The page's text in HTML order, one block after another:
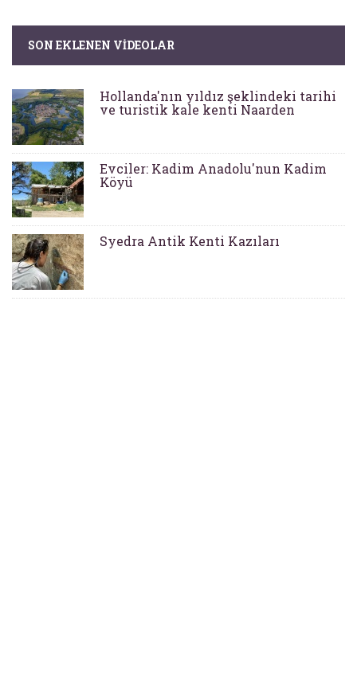
SON EKLENEN VIDEOLAR
Hollanda'nın yıldız şeklindeki tarihi
ve turistik kale kenti Naarden
Evciler: Kadim Anadolu'nun Kadim
Köyü
Syedra Antik Kenti Kazıları